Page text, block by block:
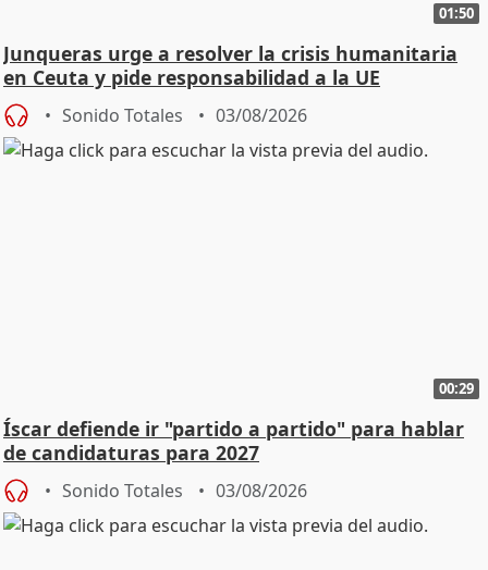
01:50
Junqueras urge a resolver la crisis humanitaria
en Ceuta y pide responsabilidad a la UE
Sonido Totales 03/08/2026
00:29
Íscar defiende ir "partido a partido" para hablar
de candidaturas para 2027
Sonido Totales 03/08/2026